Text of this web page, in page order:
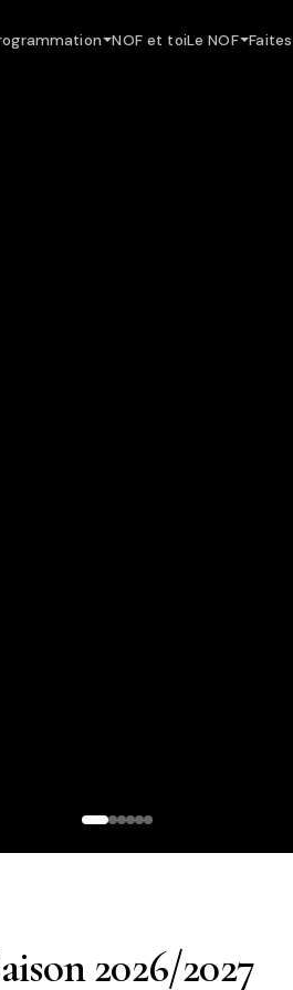
NOF et toiLe NOF
2026/2027